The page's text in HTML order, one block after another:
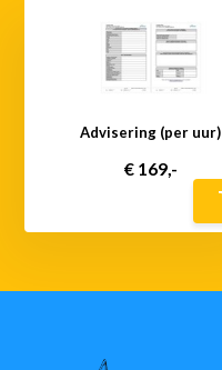
Advisering (per uur)
€ 169,-